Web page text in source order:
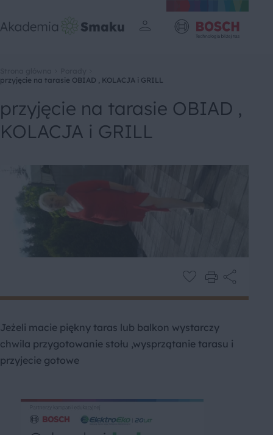
przyjęcie na tarasie OBIAD , KOLACJA i GRILL
przyjęcie na tarasie OBIAD ,
KOLACJA i GRILL
Jeżeli macie piękny taras lub balkon wystarczy
chwila przygotowanie stołu ,wysprzątanie tarasu i
przyjecie gotowe